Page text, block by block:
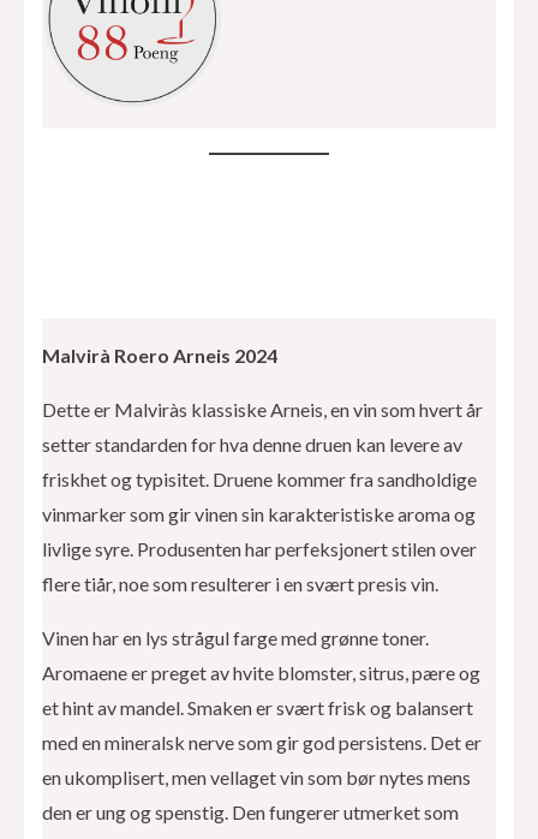
Malvirà Roero Arneis 2024
Dette er Malviràs klassiske Arneis, en vin som hvert år
setter standarden for hva denne druen kan levere av
friskhet og typisitet. Druene kommer fra sandholdige
vinmarker som gir vinen sin karakteristiske aroma og
livlige syre. Produsenten har perfeksjonert stilen over
flere tiår, noe som resulterer i en svært presis vin.
Vinen har en lys strågul farge med grønne toner.
Aromaene er preget av hvite blomster, sitrus, pære og
et hint av mandel. Smaken er svært frisk og balansert
med en mineralsk nerve som gir god persistens. Det er
en ukomplisert, men vellaget vin som bør nytes mens
den er ung og spenstig. Den fungerer utmerket som